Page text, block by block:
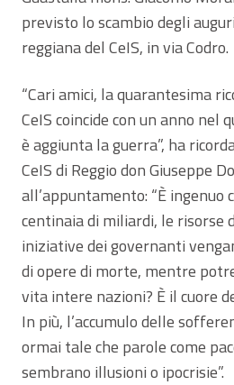
previsto lo scambio degli
reggiana del CeIS, in via Codro.
“Cari amici, la quarantesima
CeIS coincide con un anno nel
è aggiunta la guerra”, ha
CeIS di Reggio don Giuseppe
all’appuntamento: “È ingenuo
centinaia di miliardi, le risorse
iniziative dei governanti
di opere di morte, mentre
vita intere nazioni? È il cuore
In più, l’accumulo delle
ormai tale che parole come
sembrano illusioni o ipocrisie”.